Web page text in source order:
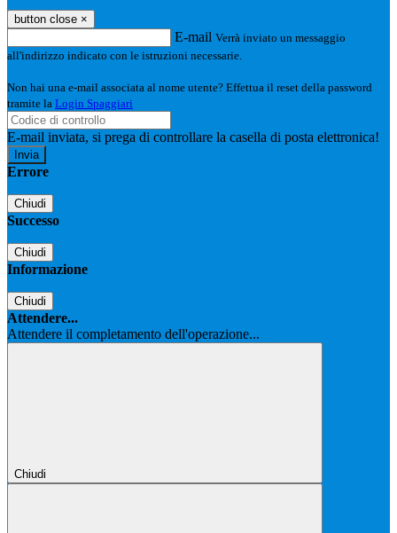
button close ×
E-mail Verrà inviato un messaggio
all'indirizzo indicato con le istruzioni necessarie.
Non hai una e-mail associata al nome utente? Effettua il reset della password
tramite la Login Spaggiari
E-mail inviata, si prega di controllare la casella di posta elettronica!
Errore
Chiudi
Successo
Chiudi
Informazione
Chiudi
Attendere...
Attendere il completamento dell'operazione...
Chiudi